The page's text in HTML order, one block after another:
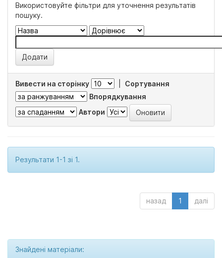
Використовуйте фільтри для уточнення результатів
пошуку.
Вивести на сторінку
Сортування
Впорядкування
Автори
Результати 1-1 зі 1.
назад 1 далі
Знайдені матеріали: